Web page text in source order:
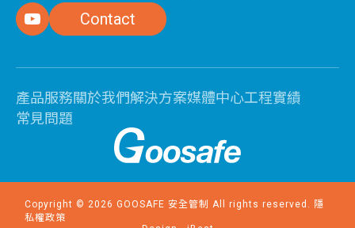
Contact
產品服務關於我們解決方案媒體中心工程實績
常見問題
Copyright © 2026 GOOSAFE 安全管制 All rights reserved. 隱
私權政策